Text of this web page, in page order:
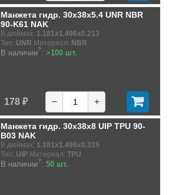
Манжета гидр. 30x38x5.4 UNR NBR
90-K61 NAK
В дюймах: 1.181x1.496x0.213
Тип: UNR Материал: NBR
В наличии?: >100 шт.
178 ₽ − +
Манжета гидр. 30x38x8 UIP TPU 90-
B03 NAK
В дюймах: 1.181x1.496x0.315
Тип: UIP Материал: TPU
В наличии?: 50 шт.